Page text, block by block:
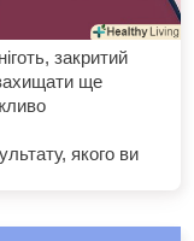
закритий
ще
якого ви